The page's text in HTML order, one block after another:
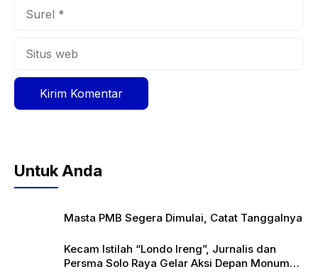
Untuk Anda
Masta PMB Segera Dimulai, Catat Tanggalnya
Kecam Istilah “Londo Ireng”, Jurnalis dan
Persma Solo Raya Gelar Aksi Depan Monumen